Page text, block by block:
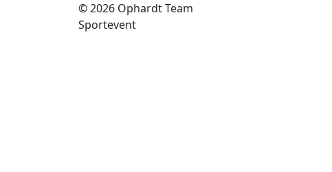
© 2026 Ophardt Team
Sportevent